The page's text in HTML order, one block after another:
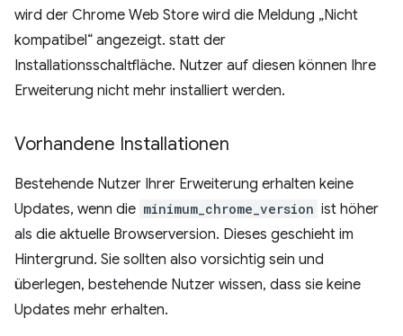
wird der Chrome Web Store wird die Meldung „Nicht
kompatibel“ angezeigt. statt der
Installationsschaltfläche. Nutzer auf diesen können Ihre
Erweiterung nicht mehr installiert werden.
Vorhandene Installationen
Bestehende Nutzer Ihrer Erweiterung erhalten keine
Updates, wenn die minimum_chrome_version ist höher
als die aktuelle Browserversion. Dieses geschieht im
Hintergrund. Sie sollten also vorsichtig sein und
überlegen, bestehende Nutzer wissen, dass sie keine
Updates mehr erhalten.